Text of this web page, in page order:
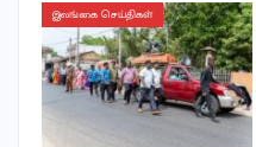
இலங்கை செய்திகள்